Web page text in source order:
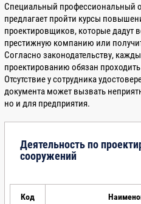
Специальный профессиональный
предлагает пройти курсы
проектировщиков, которые дадут
престижную компанию или
Согласно законодательству,
проектированию обязан
Отсутствие у сотрудника
документа может вызвать
но и для предприятия.
Деятельность по
сооружений
Код